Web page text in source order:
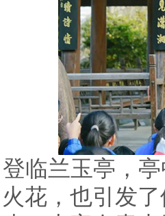
登临兰玉亭，
火花，也引发